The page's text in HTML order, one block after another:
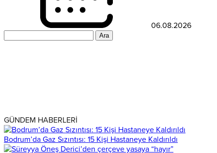
06.08.2026
GÜNDEM HABERLERİ
Bodrum’da Gaz Sızıntısı: 15 Kişi Hastaneye Kaldırıldı